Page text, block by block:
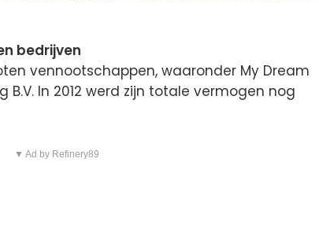
bedrijven
vennootschappen, waaronder My Dream
B.V. In 2012 werd zijn totale vermogen nog
▼ Ad by Refinery89